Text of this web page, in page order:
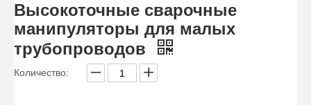
Высокоточные сварочные
манипуляторы для малых
трубопроводов
Количество: